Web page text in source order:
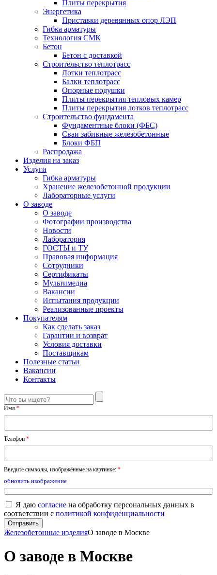
Плиты перекрытия
Энергетика
Приставки деревянных опор ЛЭП
Гибка арматуры
Технология СМК
Бетон
Бетон с доставкой
Строительство теплотрасс
Лотки теплотрасс
Балки теплотрасс
Опорные подушки
Плиты перекрытия тепловых камер
Плиты перекрытия лотков теплотрасс
Строительство фундамента
Фундаментные блоки (ФБС)
Сваи забивные железобетонные
Блоки ФБП
Распродажа
Изделия на заказ
Услуги
Гибка арматуры
Хранение железобетонной продукции
Лабораторные услуги
О заводе
О заводе
Фотографии производства
Новости
Лаборатория
ГОСТЫ и ТУ
Правовая информация
Сотрудники
Сертификаты
Мультимедиа
Вакансии
Испытания продукции
Реализованные проекты
Покупателям
Как сделать заказ
Гарантии и возврат
Условия доставки
Поставщикам
Полезные статьи
Вакансии
Контакты
Имя *
Телефон *
Введите символы, изображённые на картинке: *
обновить изображение
Я даю согласие на обработку персональных данных в
соответствии с политикой конфиденциальности
Железобетонные изделияО заводе в Москве
О заводе в Москве